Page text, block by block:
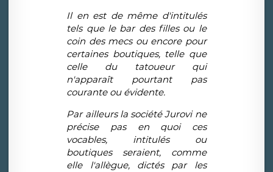
Il en est de même d'intitulés
tels que le bar des filles ou le
coin des mecs ou encore pour
certaines boutiques, telle que
celle du tatoueur qui
n'apparaît pourtant pas
courante ou évidente.
Par ailleurs la sociétéJurovi ne
précise pas en quoi ces
vocables, intitulés ou
boutiques seraient, comme
elle l'allègue, dictés par les